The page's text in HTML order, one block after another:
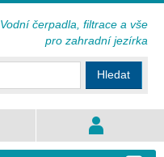
Hledat
Vodní čerpadla, filtrace a vše
pro zahradní jezírka